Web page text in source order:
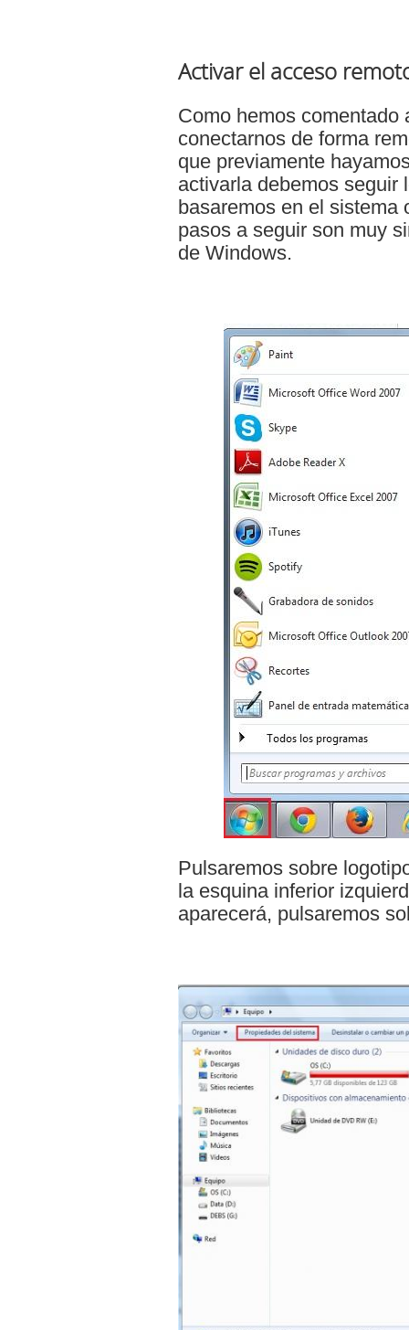
Activar el acceso
Como hemos comentado
conectarnos de forma
que previamente
activarla debemos seguir
basaremos en el sistema
pasos a seguir son muy
de Windows.
Pulsaremos sobre
la esquina inferior
aparecerá, pulsaremos